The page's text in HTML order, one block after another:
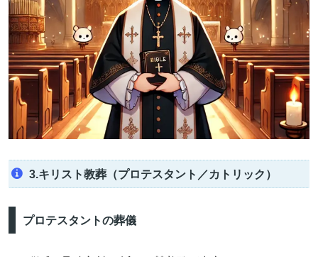
3.キリスト教葬（プロテスタント／カトリック）
プロテスタントの葬儀